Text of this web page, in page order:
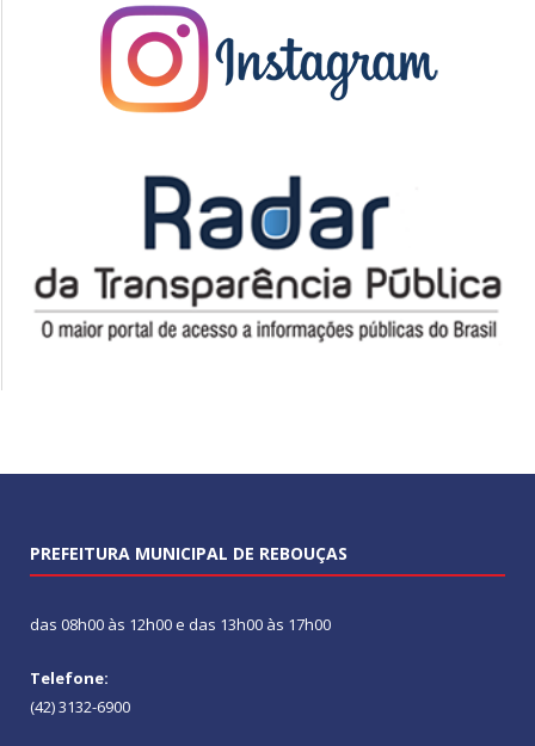
PREFEITURA MUNICIPAL DE REBOUÇAS
das 08h00 às 12h00 e das 13h00 às 17h00
Telefone:
(42) 3132-6900